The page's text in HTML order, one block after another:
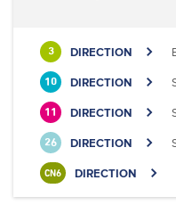
3 DIRECTION
10 DIRECTION
11 DIRECTION
26 DIRECTION
CN6 DIRECTION